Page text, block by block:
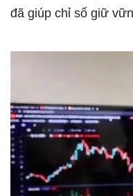
đã giúp chỉ số giữ